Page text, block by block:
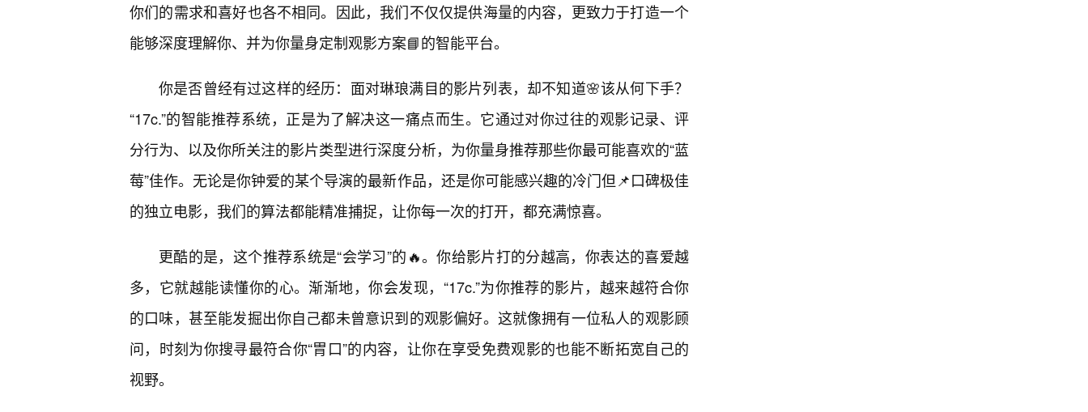
你们的需求和喜好也各不相同。因此，我们不仅仅提供海量的内容，更致力于打造一个
能够深度理解你、并为你量身定制观影方案📘的智能平台。
你是否曾经有过这样的经历：面对琳琅满目的影片列表，却不知道🌸该从何下手？
“17c.”的智能推荐系统，正是为了解决这一痛点而生。它通过对你过往的观影记录、评
分行为、以及你所关注的影片类型进行深度分析，为你量身推荐那些你最可能喜欢的“蓝
莓”佳作。无论是你钟爱的某个导演的最新作品，还是你可能感兴趣的冷门但📌口碑极佳
的独立电影，我们的算法都能精准捕捉，让你每一次的打开，都充满惊喜。
更酷的是，这个推荐系统是“会学习”的🔥。你给影片打的分越高，你表达的喜爱越
多，它就越能读懂你的心。渐渐地，你会发现，“17c.”为你推荐的影片，越来越符合你
的口味，甚至能发掘出你自己都未曾意识到的观影偏好。这就像拥有一位私人的观影顾
问，时刻为你搜寻最符合你“胃口”的内容，让你在享受免费观影的也能不断拓宽自己的
视野。